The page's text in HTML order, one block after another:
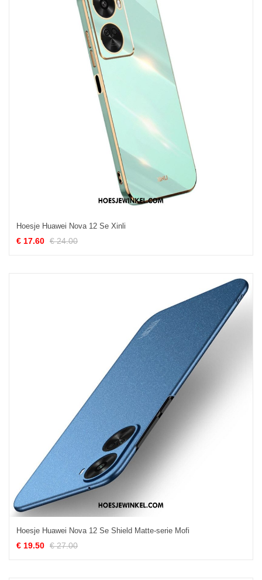
Hoesje Huawei Nova 12 Se Xinli
€ 17.60 € 24.00
Hoesje Huawei Nova 12 Se Shield Matte-serie Mofi
€ 19.50 € 27.00